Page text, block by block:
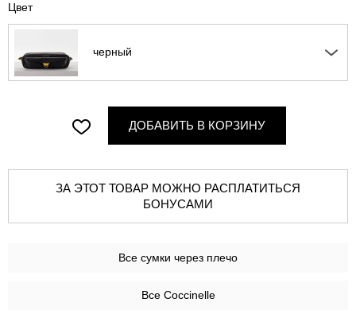
Цвет
черный
ДОБАВИТЬ В КОРЗИНУ
ЗА ЭТОТ ТОВАР МОЖНО РАСПЛАТИТЬСЯ
БОНУСАМИ
Все сумки через плечо
Все Coccinelle